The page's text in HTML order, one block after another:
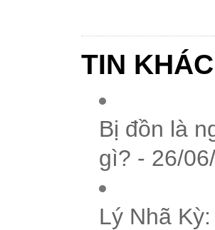
TIN KHÁC
Bị đồn là
gì? - 26/
Lý Nhã